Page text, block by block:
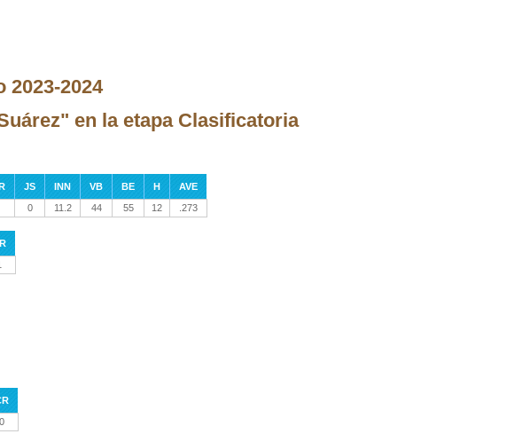
2023-2024
en la etapa Clasificatoria
JS INN VB BE H
AVE
0 11.2 44 55 12 .273
0